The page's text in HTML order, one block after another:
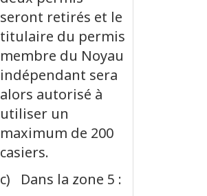
seront retirés et le
titulaire du permis
membre du Noyau
indépendant sera
alors autorisé à
utiliser un
maximum de 200
casiers.
c) Dans la zone 5 :